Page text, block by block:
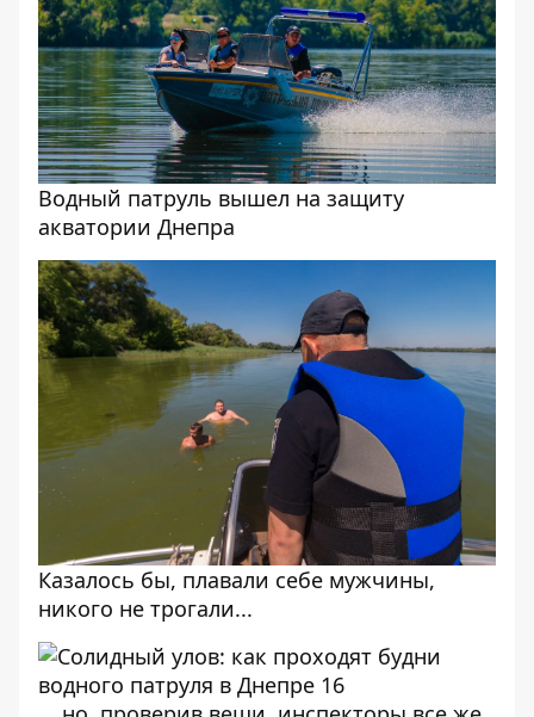
Водный патруль вышел на защиту
акватории Днепра
Казалось бы, плавали себе мужчины,
никого не трогали...